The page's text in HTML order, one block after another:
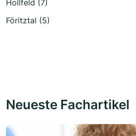
Hollfeld (7)
Föritztal (5)
Neueste Fachartikel